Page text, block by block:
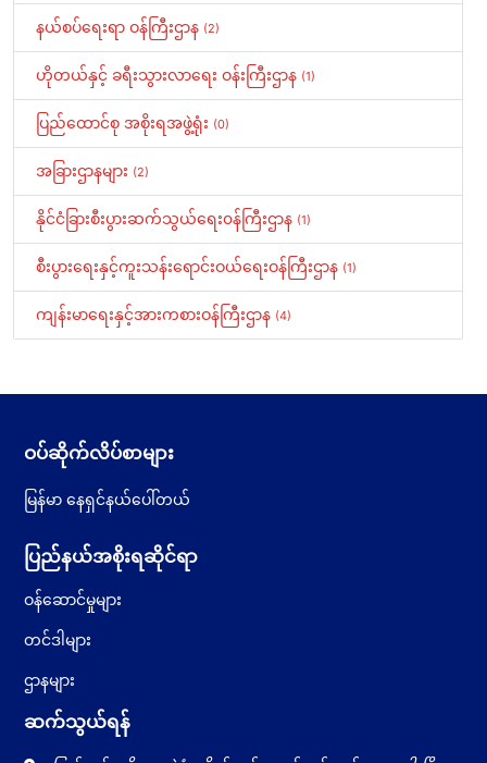
နယ်စပ်ရေးရာ ဝန်ကြီးဌာန (2)
ဟိုတယ်နှင့် ခရီးသွားလာရေး ဝန်းကြီးဌာန (1)
ပြည်ထောင်စု အစိုးရအဖွဲ့ရုံး (0)
အခြားဌာနများ (2)
နိုင်ငံခြားစီးပွားဆက်သွယ်ရေး၀န်ကြီးဌာန (1)
စီးပွားရေးနှင့်ကူးသန်းရောင်းဝယ်ရေးဝန်ကြီးဌာန (1)
ကျန်းမာရေးနှင့်အားကစားဝန်ကြီးဌာန (4)
ဝပ်ဆိုက်လိပ်စာများ
မြန်မာ နေရှင်နယ်ပေါ်တယ်
ပြည်နယ်အစိုးရဆိုင်ရာ
ဝန်ဆောင်မှုများ
တင်ဒါများ
ဌာနများ
ဆက်သွယ်ရန်